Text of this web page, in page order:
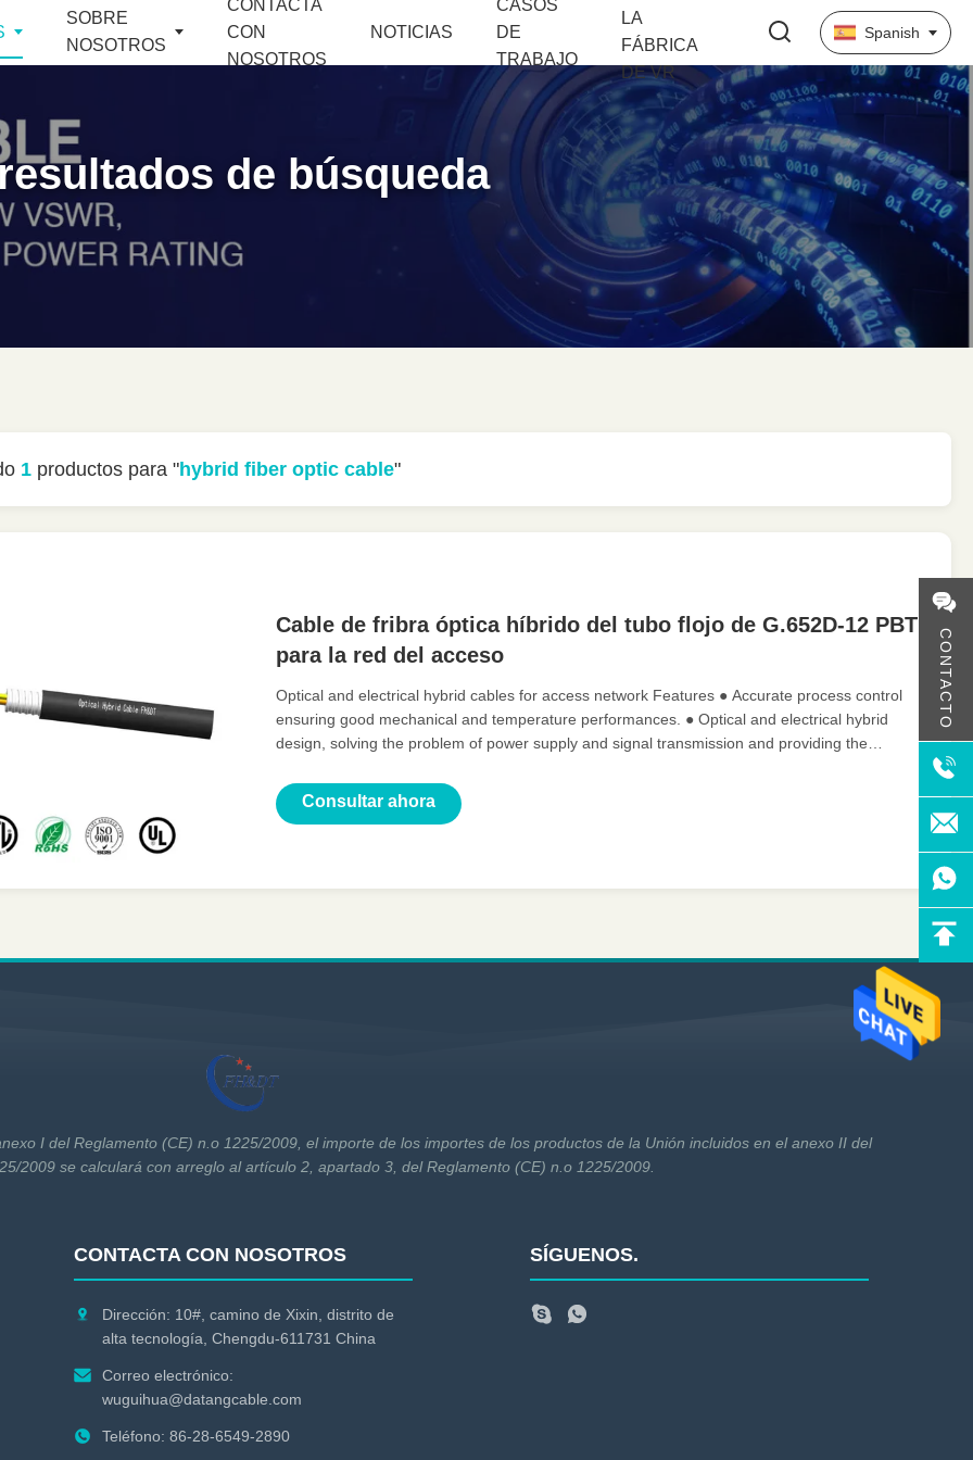
SOBRE
NOSOTROS
CONTACTA
CON
NOSOTROS
NOTICIAS
CASOS
DE
TRABAJO
LA
FÁBRICA
DE VR
Spanish
CONTACTO
de búsqueda
1 productos para "hybrid fiber optic cable"
Cable de fribra óptica híbrido del tubo flojo de G.652D-12 PBT
para la red del acceso
Optical and electrical hybrid cables for access network Features ● Accurate process control
ensuring good mechanical and temperature performances. ● Optical and electrical hybrid
design, solving the problem of power supply and signal transmission and providing the
power and reducing coordination and maintenance of power supply. ● Reducing procurement
costs and saving construction costs
Consultar ahora
I del Reglamento (CE) n.o 1225/2009, el importe de los importes de los productos de la Unión incluidos en el anexo II del
2009 se calculará con arreglo al artículo 2, apartado 3, del Reglamento (CE) n.o 1225/2009.
CONTACTA CON NOSOTROS
Dirección: 10#, camino de Xixin, distrito de
alta tecnología, Chengdu-611731 China
Correo electrónico:
wuguihua@datangcable.com
Teléfono: 86-28-6549-2890
SÍGUENOS.